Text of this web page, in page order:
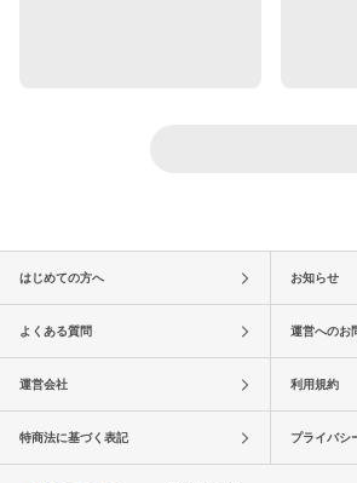
はじめての方へ お知らせ
よくある質問 運営へのお
運営会社 利用規約
特商法に基づく表記 プライバシ